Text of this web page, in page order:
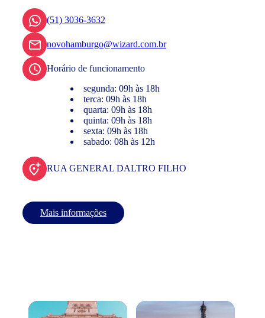
(51) 3036-3632
novohamburgo@wizard.com.br
Horário de funcionamento
segunda: 09h às 18h
terca: 09h às 18h
quarta: 09h às 18h
quinta: 09h às 18h
sexta: 09h às 18h
sabado: 08h às 12h
RUA GENERAL DALTRO FILHO
Mais informações